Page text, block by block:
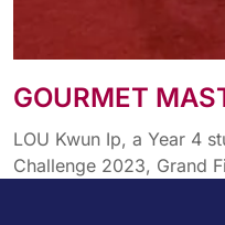
GOURMET
LOU Kwun Ip, a Year 4
Challenge 2023, Grand